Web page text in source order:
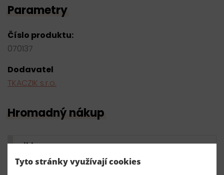
Parametry
Číslo produktu:
070137
Dodavatel
TKACZIK s.r.o.
Hromadný nákup
nikl
Tyto stránky využívají cookies